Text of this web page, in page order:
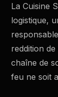
La Cuisine
logistique,
reddition de
chaîne de
feu ne soit